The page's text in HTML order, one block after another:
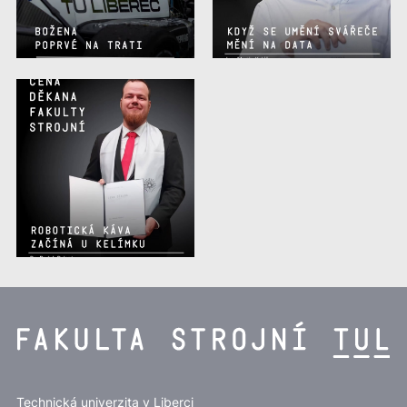
Souček, Jiří.Zvlákňovací elektroda pro
výrobu směsového nanovlákenného
Valtera). (DSpace
2016
Gregorová, Diana.
těles, aplikace na výukovou
pomůcku(vedoucí práce: doc. Miroslav
Šír). (DSpace)
práce: dr. Petra Dančová). ( DSpace
Stehlík, Michal. Vliv řízeného
vlastnosti slitiny Alsi7Mg0,3
Technická univerzita v Liberci